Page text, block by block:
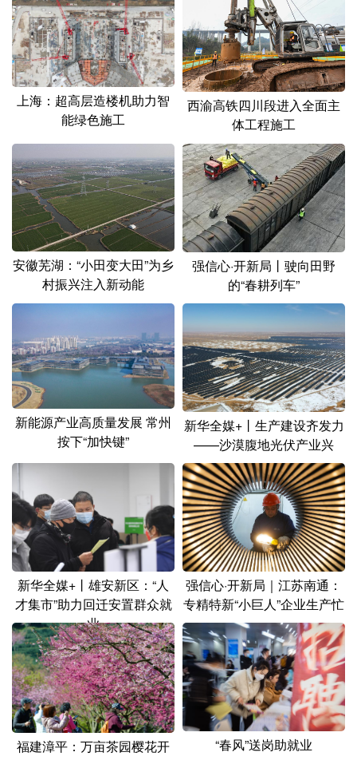
浙江 安徽 福建 江西
山东 河南 湖北 湖南
广东 广西 海南 重庆
四川 云南 西藏
青海 宁夏
新疆 内蒙古 黑龙江
多语种频道
English Español Français عربى
Русский язык 日本語 한국어
Deutsch Português
上海：超高层造楼机助力智
能绿色施工
西渝高铁四川段进入全面主
体工程施工
安徽芜湖：“小田变大田”为乡
村振兴注入新动能
强信心·开新局丨驶向田野
的“春耕列车”
新能源产业高质量发展 常州
按下“加快键”
新华全媒+丨生产建设齐发力
——沙漠腹地光伏产业兴
新华全媒+丨雄安新区：“人
才集市”助力回迁安置群众就
业
强信心·开新局｜江苏南通：
专精特新“小巨人”企业生产忙
福建漳平：万亩茶园樱花开 “春风”送岗助就业